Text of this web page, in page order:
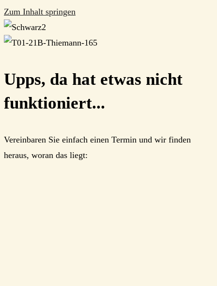
Zum Inhalt springen
Upps, da hat etwas nicht
funktioniert...
Vereinbaren Sie einfach einen Termin und wir finden
heraus, woran das liegt: